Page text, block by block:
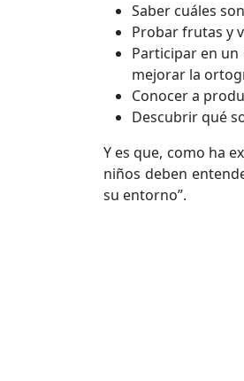
Saber cuáles
Probar frutas y
Participar en
mejorar la
Conocer a
Descubrir qué
Y es que, como ha
niños deben
su entorno”.